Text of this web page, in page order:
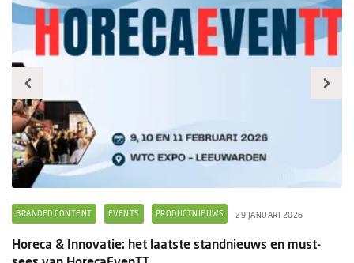
BRANDED CONTENT EVENTS PRODUCTNIEUWS 29 JANUARI 2026
Horeca & Innovatie: het laatste standnieuws en must-